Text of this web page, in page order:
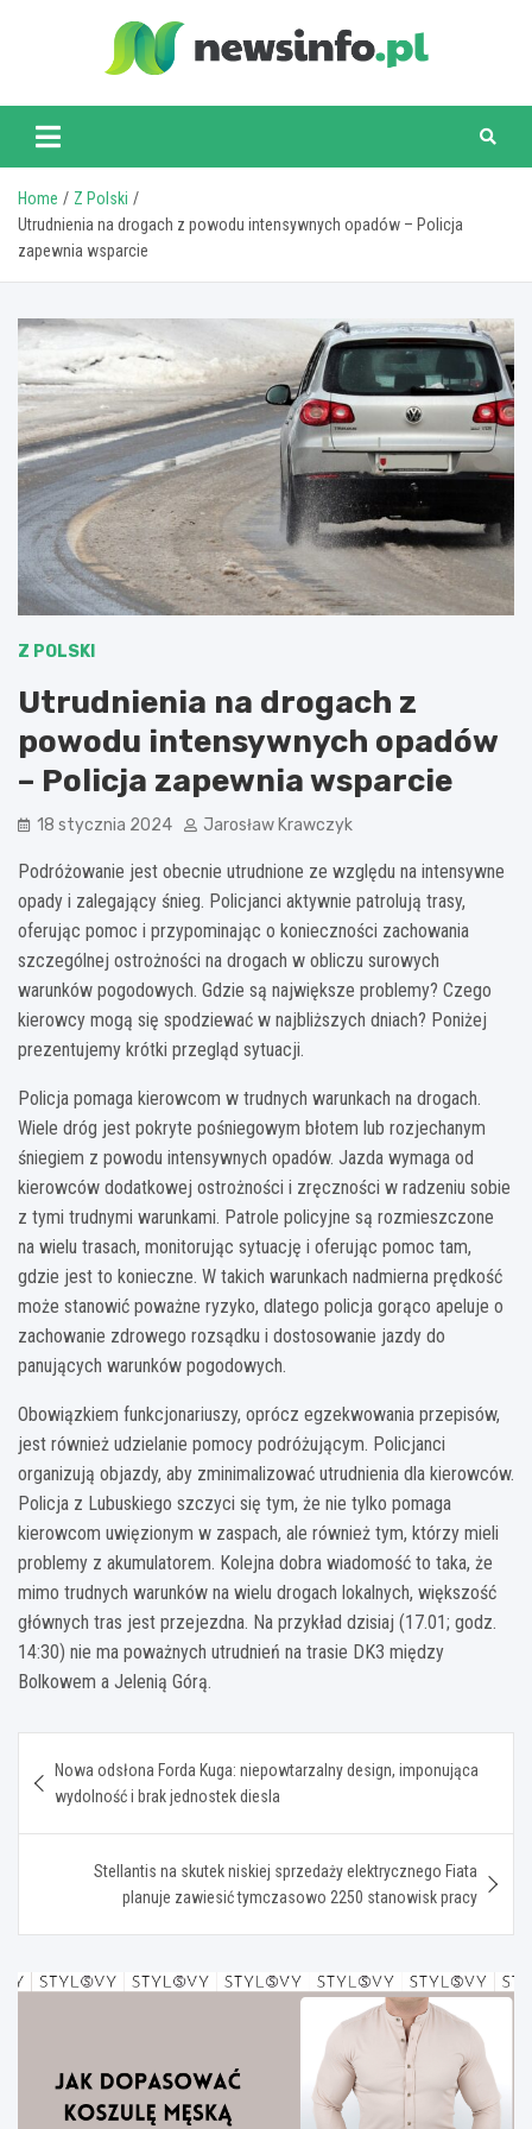
newsinfo.pl
Home
Z Polski
Utrudnienia na drogach z powodu intensywnych opadów – Policja
zapewnia wsparcie
Z POLSKI
Utrudnienia na drogach z
powodu intensywnych opadów
– Policja zapewnia wsparcie
18 stycznia 2024 Jarosław Krawczyk
Podróżowanie jest obecnie utrudnione ze względu na intensywne
opady i zalegający śnieg. Policjanci aktywnie patrolują trasy,
oferując pomoc i przypominając o konieczności zachowania
szczególnej ostrożności na drogach w obliczu surowych
warunków pogodowych. Gdzie są największe problemy? Czego
kierowcy mogą się spodziewać w najbliższych dniach? Poniżej
prezentujemy krótki przegląd sytuacji.
Policja pomaga kierowcom w trudnych warunkach na drogach.
Wiele dróg jest pokryte pośniegowym błotem lub rozjechanym
śniegiem z powodu intensywnych opadów. Jazda wymaga od
kierowców dodatkowej ostrożności i zręczności w radzeniu sobie
z tymi trudnymi warunkami. Patrole policyjne są rozmieszczone
na wielu trasach, monitorując sytuację i oferując pomoc tam,
gdzie jest to konieczne. W takich warunkach nadmierna prędkość
może stanowić poważne ryzyko, dlatego policja gorąco apeluje o
zachowanie zdrowego rozsądku i dostosowanie jazdy do
panujących warunków pogodowych.
Obowiązkiem funkcjonariuszy, oprócz egzekwowania przepisów,
jest również udzielanie pomocy podróżującym. Policjanci
organizują objazdy, aby zminimalizować utrudnienia dla kierowców.
Policja z Lubuskiego szczyci się tym, że nie tylko pomaga
kierowcom uwięzionym w zaspach, ale również tym, którzy mieli
problemy z akumulatorem. Kolejna dobra wiadomość to taka, że
mimo trudnych warunków na wielu drogach lokalnych, większość
głównych tras jest przejezdna. Na przykład dzisiaj (17.01; godz.
14:30) nie ma poważnych utrudnień na trasie DK3 między
Bolkowem a Jelenią Górą.
wpisu
Nowa odsłona Forda Kuga: niepowtarzalny design, imponująca
wydolność i brak jednostek diesla
Stellantis na skutek niskiej sprzedaży elektrycznego Fiata
planuje zawiesić tymczasowo 2250 stanowisk pracy